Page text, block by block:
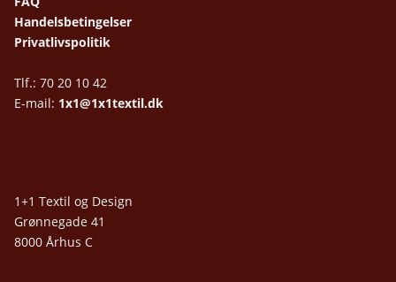
Handelsbetingelser
Privatlivspolitik
Tlf.: 70 20 10 42
E-mail: 1x1@1x1textil.dk
1+1 Textil og Design
Grønnegade 41
8000 Århus C